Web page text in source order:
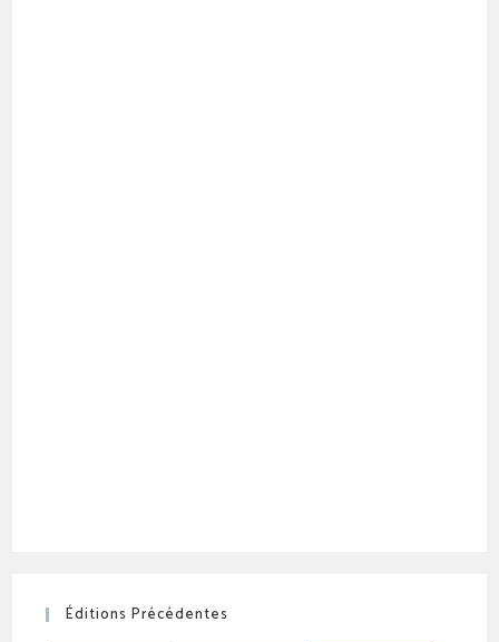
Éditions Précédentes